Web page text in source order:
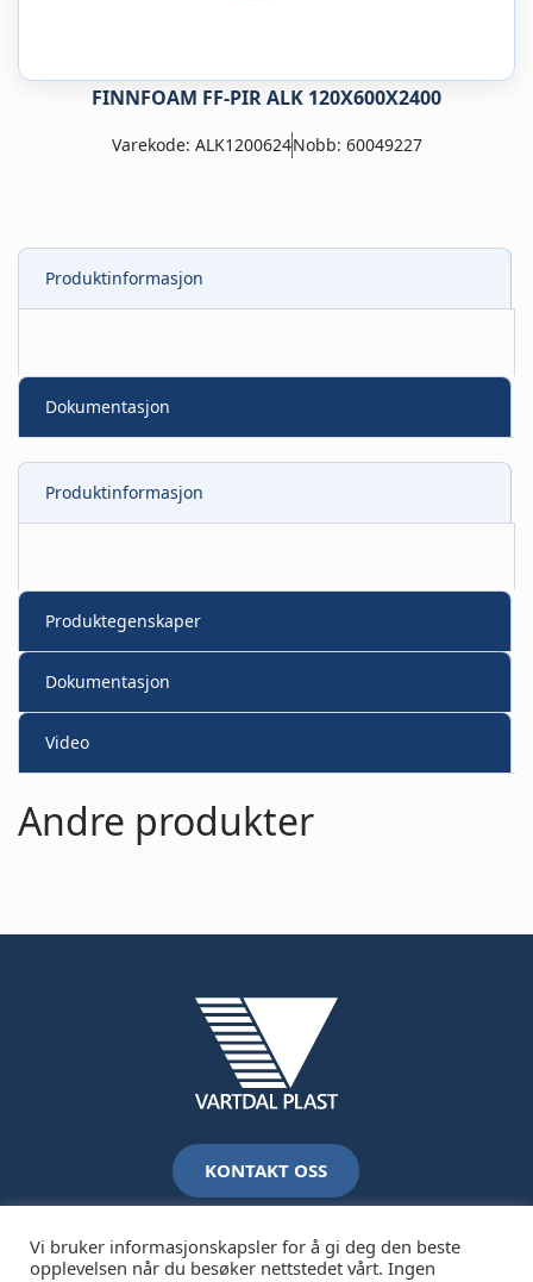
FINNFOAM FF-PIR ALK 120X600X2400
Varekode: ALK1200624Nobb: 60049227
Produktinformasjon
Dokumentasjon
Produktinformasjon
Produktegenskaper
Dokumentasjon
Video
Andre produkter
KONTAKT OSS
Vi bruker informasjonskapsler for å gi deg den beste
opplevelsen når du besøker nettstedet vårt. Ingen